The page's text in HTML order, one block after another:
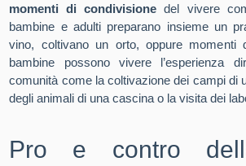
momenti di condivisione del vivere
bambine e adulti preparano insieme un
vino, coltivano un orto, oppure
bambine possono vivere l’esperienza
comunità come la coltivazione dei campi di
degli animali di una cascina o la visita dei
Pro e contro